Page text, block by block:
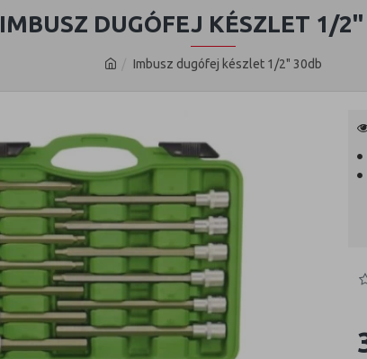
Imbusz dugófej készlet 1/2" 30db
IMBUSZ DUGÓFEJ KÉSZLET 1/